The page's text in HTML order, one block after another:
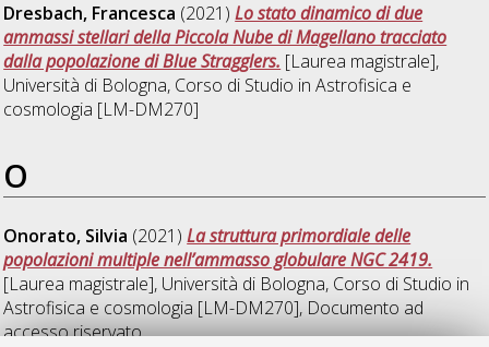
Dresbach, Francesca (2021)Lo stato dinamico di due
ammassi stellari della Piccola Nube di Magellano tracciato
dalla popolazione di Blue Stragglers. [Laurea magistrale],
Università di Bologna, Corso di Studio inAstrofisica e
cosmologia [LM-DM270]
O
Onorato, Silvia (2021)La struttura primordiale delle
popolazioni multiple nell’ammasso globulare NGC 2419.
[Laurea magistrale], Università di Bologna, Corso di Studio in
Astrofisica e cosmologia [LM-DM270], Documento ad
accesso riservato.